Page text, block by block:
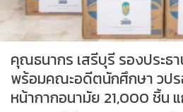
คุณธนากร เสรีบุรี รองประธ
พร้อมคณะอดีตนักศึกษา วปร
หน้ากากอนามัย 21,000 ชิ้น